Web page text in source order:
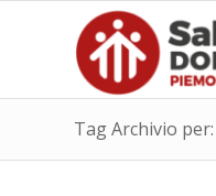
Tag Archivio